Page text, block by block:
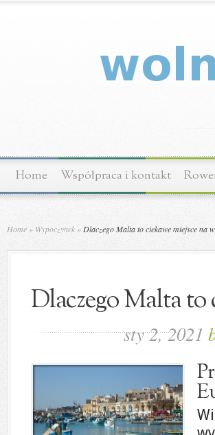
Home Współpraca i kontakt
Home » Wypoczynek » Dlaczego Malta to ciekawe miejsce na
Dlaczego Malta to
sty 2, 2021